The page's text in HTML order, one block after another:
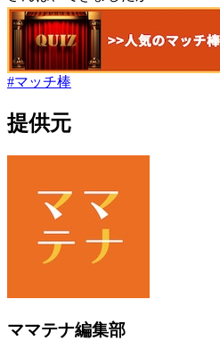
#マッチ棒
提供元
ママテナ編集部